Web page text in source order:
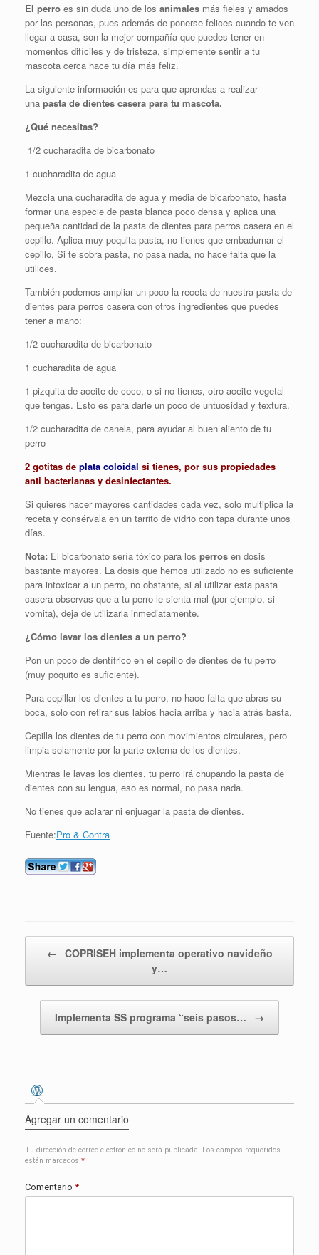
El perro es sin duda uno de los animales más fieles y amados
por las personas, pues además de ponerse felices cuando te ven
llegar a casa, son la mejor compañía que puedes tener en
momentos difíciles y de tristeza, simplemente sentir a tu
mascota cerca hace tu día más feliz.
La siguiente información es para que aprendas a realizar
una pasta de dientes casera para tu mascota.
¿Qué necesitas?
1/2 cucharadita de bicarbonato
1 cucharadita de agua
Mezcla una cucharadita de agua y media de bicarbonato, hasta
formar una especie de pasta blanca poco densa y aplica una
pequeña cantidad de la pasta de dientes para perros casera en el
cepillo. Aplica muy poquita pasta, no tienes que embadurnar el
cepillo, Si te sobra pasta, no pasa nada, no hace falta que la
utilices.
También podemos ampliar un poco la receta de nuestra pasta de
dientes para perros casera con otros ingredientes que puedes
tener a mano:
1/2 cucharadita de bicarbonato
1 cucharadita de agua
1 pizquita de aceite de coco, o si no tienes, otro aceite vegetal
que tengas. Esto es para darle un poco de untuosidad y textura.
1/2 cucharadita de canela, para ayudar al buen aliento de tu
perro
2 gotitas de plata coloidal si tienes, por sus propiedades
anti bacterianas y desinfectantes.
Si quieres hacer mayores cantidades cada vez, solo multiplica la
receta y consérvala en un tarrito de vidrio con tapa durante unos
días.
Nota: El bicarbonato sería tóxico para los perros en dosis
bastante mayores. La dosis que hemos utilizado no es suficiente
para intoxicar a un perro, no obstante, si al utilizar esta pasta
casera observas que a tu perro le sienta mal (por ejemplo, si
vomita), deja de utilizarla inmediatamente.
¿Cómo lavar los dientes a un perro?
Pon un poco de dentífrico en el cepillo de dientes de tu perro
(muy poquito es suficiente).
Para cepillar los dientes a tu perro, no hace falta que abras su
boca, solo con retirar sus labios hacia arriba y hacia atrás basta.
Cepilla los dientes de tu perro con movimientos circulares, pero
limpia solamente por la parte externa de los dientes.
Mientras le lavas los dientes, tu perro irá chupando la pasta de
dientes con su lengua, eso es normal, no pasa nada.
No tienes que aclarar ni enjuagar la pasta de dientes.
Fuente:Pro & Contra
← COPRISEH implementa operativo navideño
y…
Implementa SS programa “seis pasos… →
Agregar un comentario
Tu dirección de correo electrónico no será publicada. Los campos requeridos
están marcados *
Comentario *